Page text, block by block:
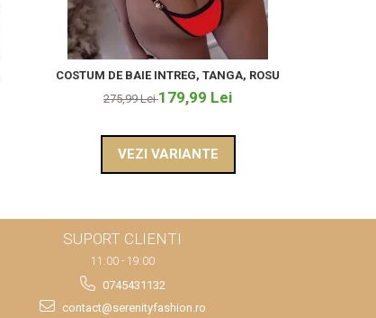
COSTUM DE BAIE INTREG, TANGA, ROSU
275,99 Lei179,99 Lei
VEZI VARIANTE
SUPORT CLIENTI
11:00 - 19:00
0745431132
contact@serenityfashion.ro